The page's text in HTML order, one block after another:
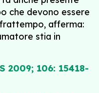
che devono essere
afferma:
stia in
2009; 106: 15418-